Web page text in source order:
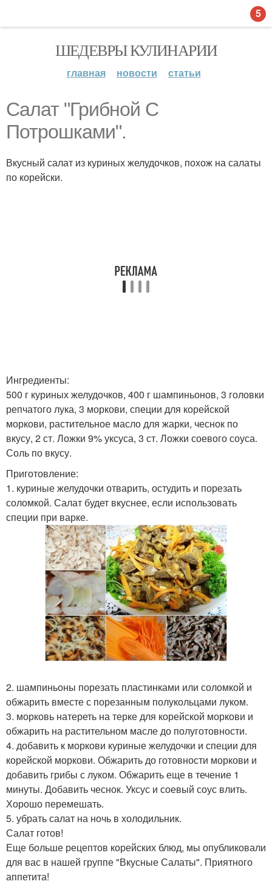
ШЕДЕВРЫ КУЛИНАРИИ
главная новости статьи
Салат "Грибной С
Потрошками".
Вкусный салат из куриных желудочков, похож на салаты
по корейски.
Ингредиенты:
500 г куриных желудочков, 400 г шампиньонов, 3 головки
репчатого лука, 3 моркови, специи для корейской
моркови, растительное масло для жарки, чеснок по
вкусу, 2 ст. Ложки 9% уксуса, 3 ст. Ложки соевого соуса.
Соль по вкусу.
Приготовление:
1. куриные желудочки отварить, остудить и порезать
соломкой. Салат будет вкуснее, если использовать
специи при варке.
2. шампиньоны порезать пластинками или соломкой и
обжарить вместе с порезанным полукольцами луком.
3. морковь натереть на терке для корейской моркови и
обжарить на растительном масле до полуготовности.
4. добавить к моркови куриные желудочки и специи для
корейской моркови. Обжарить до готовности моркови и
добавить грибы с луком. Обжарить еще в течение 1
минуты. Добавить чеснок. Уксус и соевый соус влить.
Хорошо перемешать.
5. убрать салат на ночь в холодильник.
Салат готов!
Еще больше рецептов корейских блюд, мы опубликовали
для вас в нашей группе "Вкусные Салаты". Приятного
аппетита!
5